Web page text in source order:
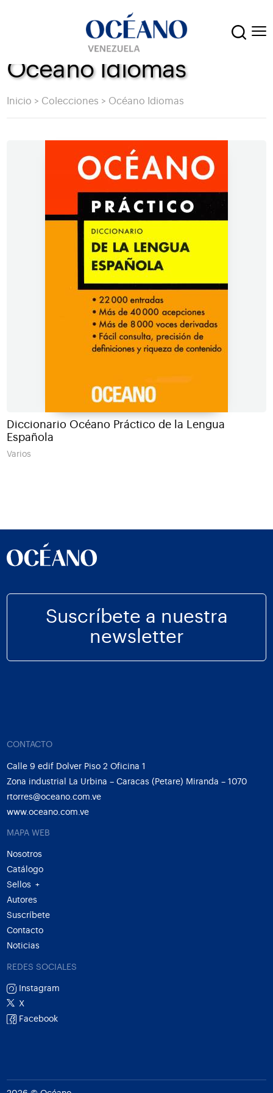
Océano Idiomas
Inicio > Colecciones > Océano Idiomas
Diccionario Océano Práctico de la Lengua
Española
Varios
Suscríbete a nuestra
newsletter
CONTACTO
Calle 9 edif Dolver Piso 2 Oficina 1
Zona industrial La Urbina – Caracas (Petare) Miranda – 1070
rtorres@oceano.com.ve
www.oceano.com.ve
MAPA WEB
Nosotros
Catálogo
Sellos
+
Autores
Suscríbete
Contacto
Noticias
REDES SOCIALES
Instagram
X
Facebook